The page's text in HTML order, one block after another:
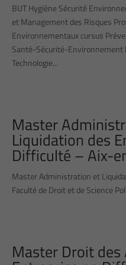
BUT Hygiène Sécurité
et Management des Risques
Environnementaux cursus
Santé-Sécurité-
Technologie...
Master
Liquidation des
Difficulté – Aix-
Master Administration et
Faculté de Droit et de Science
Master Droit